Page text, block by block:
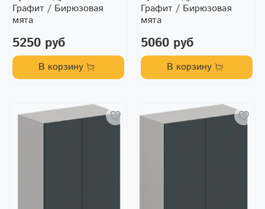
Графит / Бирюзовая
мята
5250 руб
В корзину
Графит / Бирюзовая
мята
5060 руб
В корзину